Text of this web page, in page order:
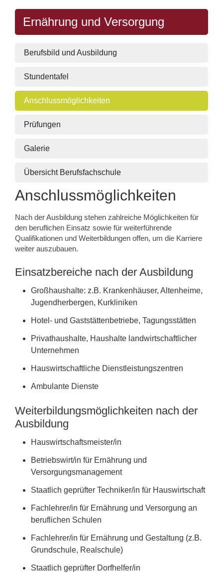
Ernährung und Versorgung
Berufsbild und Ausbildung
Stundentafel
Anschlussmöglichkeiten
Prüfungen
Galerie
Übersicht Berufsfachschule
Anschlussmöglichkeiten
Nach der Ausbildung stehen zahlreiche Möglichkeiten für
den beruflichen Einsatz sowie für weiterführende
Qualifikationen und Weiterbildungen offen, um die Karriere
weiter auszubauen.
Einsatzbereiche nach der Ausbildung
Großhaushalte: z.B. Krankenhäuser, Altenheime,
Jugendherbergen, Kurkliniken
Hotel- und Gaststättenbetriebe, Tagungsstätten
Privathaushalte, Haushalte landwirtschaftlicher
Unternehmen
Hauswirtschaftliche Dienstleistungszentren
Ambulante Dienste
Weiterbildungsmöglichkeiten nach der
Ausbildung
Hauswirtschaftsmeister/in
Betriebswirt/in für Ernährung und
Versorgungsmanagement
Staatlich geprüfter Techniker/in für Hauswirtschaft
Fachlehrer/in für Ernährung und Versorgung an
beruflichen Schulen
Fachlehrer/in für Ernährung und Gestaltung (z.B.
Grundschule, Realschule)
Staatlich geprüfter Dorfhelfer/in